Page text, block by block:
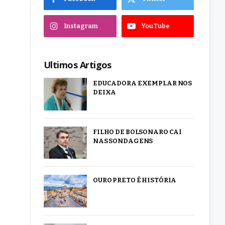
Instagram YouTube
Ultimos Artigos
EDUCADORA EXEMPLAR NOS
DEIXA
FILHO DE BOLSONARO CAI
NAS SONDAGENS
OURO PRETO É HISTÓRIA